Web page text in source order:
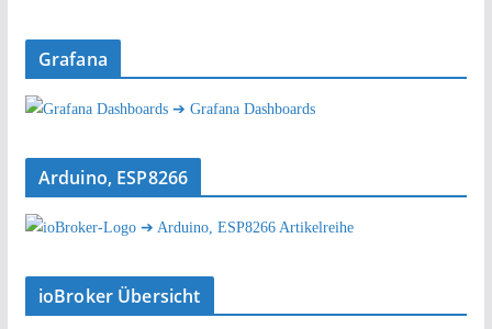
Grafana
➔ Grafana Dashboards
Arduino, ESP8266
➔ Arduino, ESP8266 Artikelreihe
ioBroker Übersicht